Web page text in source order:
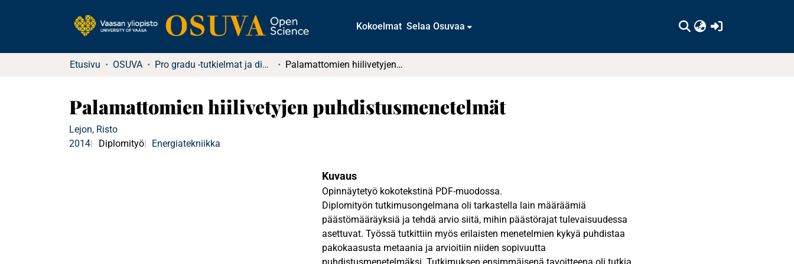
Kokoelmat Selaa Osuvaa
Etusivu OSUVA Pro gradu -tutkielmat ja diplomityöt (rajattu saatavuus) Palamattomien hiilivetyjen puhdistusmenetelmät
Palamattomien hiilivetyjen puhdistusmenetelmät
Lejon, Risto
2014
Diplomityö Energiatekniikka
Kuvaus
Opinnäytetyö kokotekstinä PDF-muodossa.
Diplomityön tutkimusongelmana oli tarkastella lain määräämiä
päästömääräyksiä ja tehdä arvio siitä, mihin päästörajat tulevaisuudessa
asettuvat. Työssä tutkittiin myös erilaisten menetelmien kykyä puhdistaa
pakokaasusta metaania ja arvioitiin niiden sopivuutta